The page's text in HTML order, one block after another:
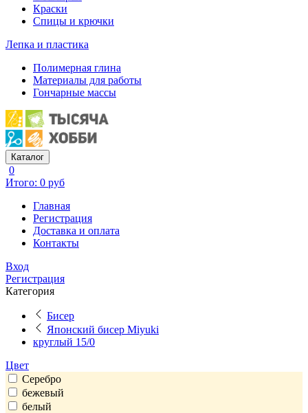
Краски
Спицы и крючки
Лепка и пластика
Полимерная глина
Материалы для работы
Гончарные массы
Каталог
0
Итого: 0 руб
Главная
Регистрация
Доставка и оплата
Контакты
Вход
Регистрация
Категория
Бисер
Японский бисер Miyuki
круглый 15/0
Цвет
Серебро
бежевый
белый